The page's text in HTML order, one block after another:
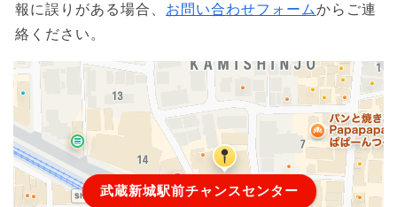
報に誤りがある場合、 お問い合わせフォームからご連
絡ください。
武蔵新城駅前チャンスセンター